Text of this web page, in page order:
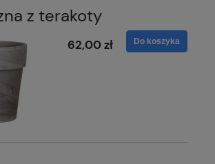
z terakoty
62,00 zł Do koszyka